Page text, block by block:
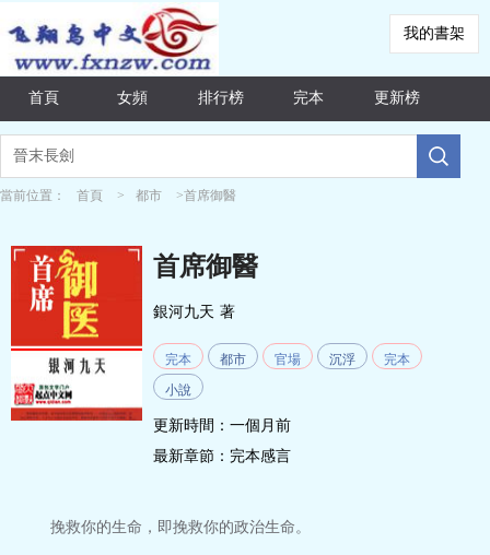
我的書架
首頁 女頻 排行榜 完本 更新榜
當前位置： 首頁 > 都市 >首席御醫
首席御醫
銀河九天 著
完本 都市 官場 沉浮
完本
小說
更新時間：一個月前
最新章節： 完本感言
挽救你的生命，即挽救你的政治生命。